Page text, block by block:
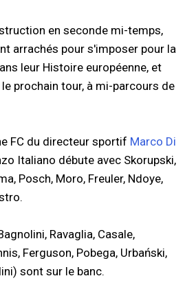
en seconde mi-temps,
arrachés pour s'imposer pour la
leur Histoire européenne, et
prochain tour, à mi-parcours de
FC du directeur sportif Marco Di
Italiano débute avec Skorupski,
Posch, Moro, Freuler, Ndoye,
Ravaglia, Casale,
Ferguson, Pobega, Urbański,
sont sur le banc.